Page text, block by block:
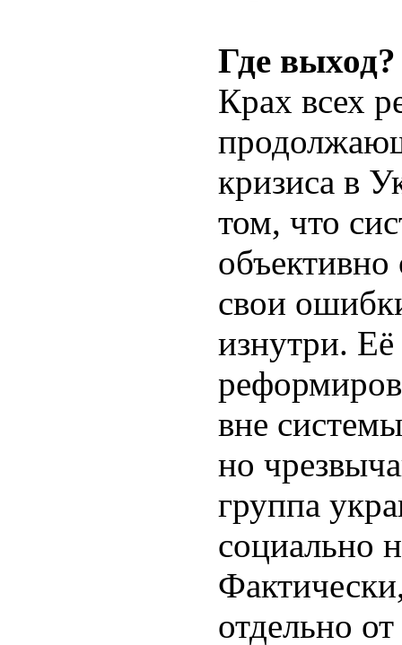
Где выход?
Крах всех
кризиса в
том, что
объективно
свои
изнутри.
вне
но
группа
социально
отдельно